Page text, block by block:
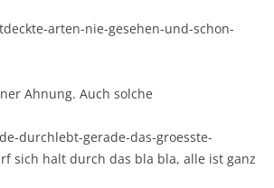
arten-nie-gesehen-und-schon-
Ahnung. Auch solche
durchlebt-gerade-das-groesste-
sich halt durch das bla bla, alle ist ganz